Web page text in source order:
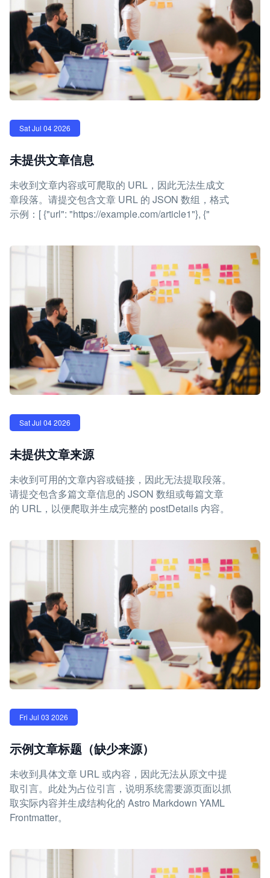
Sat Jul 04 2026
未提供文章信息
未收到文章内容或可爬取的 URL，因此无法生成文
章段落。请提交包含文章 URL 的 JSON 数组，格式
示例：[ {"url": "https://example.com/article1"}, {"
Sat Jul 04 2026
未提供文章来源
未收到可用的文章内容或链接，因此无法提取段落。
请提交包含多篇文章信息的 JSON 数组或每篇文章
的 URL，以便爬取并生成完整的 postDetails 内容。
Fri Jul 03 2026
示例文章标题（缺少来源）
未收到具体文章 URL 或内容，因此无法从原文中提
取引言。此处为占位引言，说明系统需要源页面以抓
取实际内容并生成结构化的 Astro Markdown YAML
Frontmatter。